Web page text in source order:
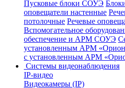
Пусковые блоки СОУЭ
оповещатели настенные
потолочные Речевые
Вспомогательное
обеспечение и АРМ СОУЭ
установленным АРМ
с установленным АРМ
Системы видеонаблюдения
IP-видео
Видеокамеры (IP)